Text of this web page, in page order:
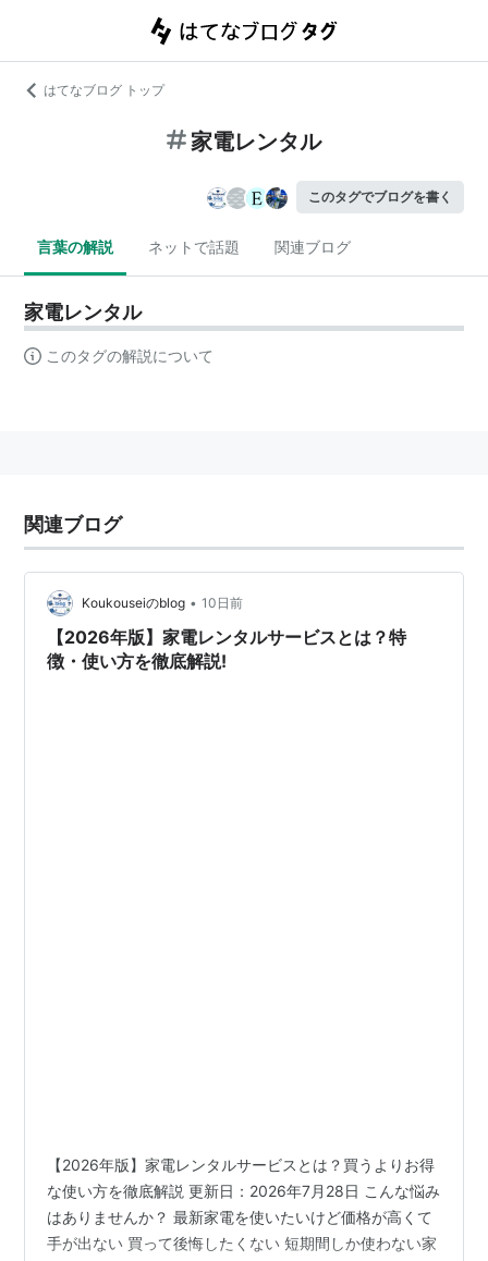
はてなブログ トップ
家電レンタル
このタグでブログを書く
言葉の解説 ネットで話題 関連ブログ
家電レンタル
このタグの解説について
関連ブログ
Koukouseiのblog • 10日前
【2026年版】家電レンタルサービスとは？特
徴・使い方を徹底解説!
【2026年版】家電レンタルサービスとは？買うよりお得
な使い方を徹底解説 更新日：2026年7月28日 こんな悩み
はありませんか？ 最新家電を使いたいけど価格が高くて
手が出ない 買って後悔したくない 短期間しか使わない家